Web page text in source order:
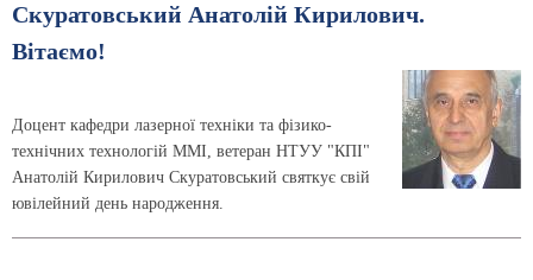
Скуратовський Анатолій Кирилович.
Вітаємо!
Доцент кафедри лазерної техніки та фізико-
технічних технологій ММІ, ветеран НТУУ "КПІ"
Анатолій Кирилович Скуратовський святкує свій
ювілейний день народження.